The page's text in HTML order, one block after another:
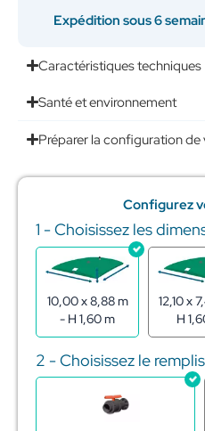
Expédition sous 6
Caractéristiques techniques
Santé et environnement
Préparer la configuration de
Configurez
1 - Choisissez les
10,00 x 8,88 m
- H 1,60 m
12,10 x
H
2 - Choisissez le
quantité
de
Citerne
souple
pour
stockage
de
l'eau
100m3